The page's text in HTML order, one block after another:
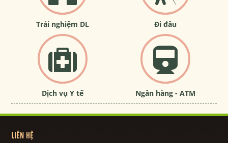
Trải nghiệm DL Đi đâu
Dịch vụ Y tế Ngân hàng - ATM
LIÊN HỆ